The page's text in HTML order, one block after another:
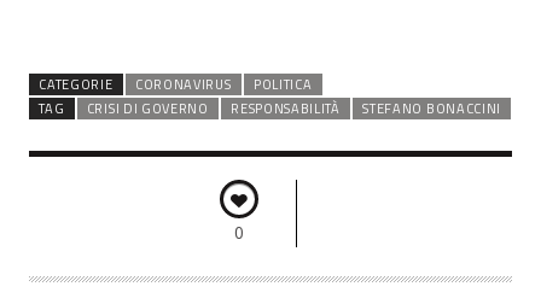
CATEGORIE CORONAVIRUS
POLITICA
TAG
CRISI DI GOVERNO RESPONSABILITÀ STEFANO BONACCINI
0